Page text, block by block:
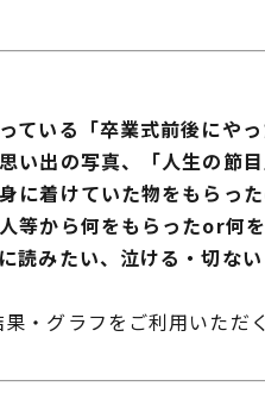
っている「卒業式前後に
い出の写真、「人生の
に着けていた物をもら
等から何をもらったor何
読みたい、泣ける・切な
・グラフをご利用いた